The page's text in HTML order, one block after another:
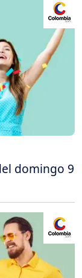
domingo 9